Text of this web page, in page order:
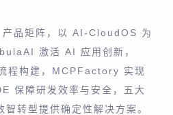
品矩阵，以 AI-CloudOS 为
激活 AI 应用创新，
程构建，MCPFactory 实现
保障研发效率与安全，五大
转型提供确定性解决方案。